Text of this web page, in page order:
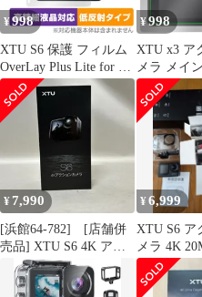
¥998
XTU S6 保護 フィルム
OverLay Plus Lite for ア
クションカメラ メイン
サブ ディスプレイ 液晶
保護 高精細液晶 アンチ
グレア 指紋防止
¥998
XTU x3 ア
メラ メイ
プレイセッ
ルム
Protector
優しい ブ
ット
¥ 7,990
[浜館64-782] [店舗併
売品] XTU S6 4K アク
ションカメラ 2024年製
[中古品]
¥6,999
XTU S6 ア
メラ 4K